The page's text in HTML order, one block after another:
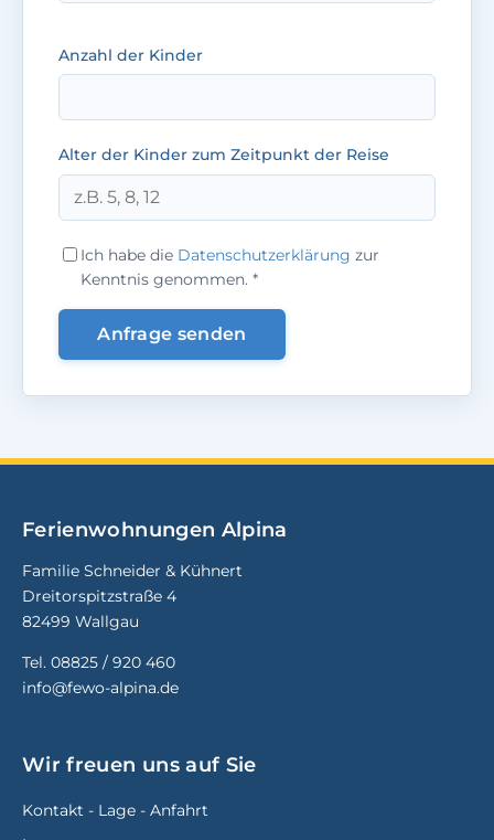
Anzahl der Kinder
Alter der Kinder zum Zeitpunkt der Reise
Ich habe die Datenschutzerklärung zur
Kenntnis genommen. *
Anfrage senden
Ferienwohnungen Alpina
Familie Schneider & Kühnert
Dreitorspitzstraße 4
82499 Wallgau
Tel. 08825 / 920 460
info@fewo-alpina.de
Wir freuen uns auf Sie
Kontakt - Lage - Anfahrt